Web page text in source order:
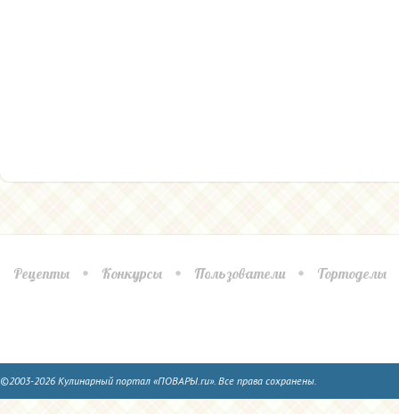
Рецепты Конкурсы Пользователи Тортоделы
©2003-2026 Кулинарный портал «ПОВАРЫ.ru». Все права сохранены.